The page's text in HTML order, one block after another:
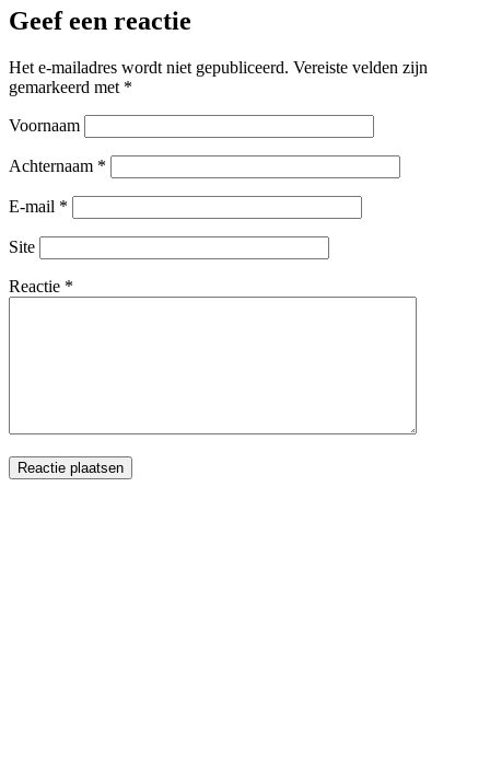
Geef een reactie
Het e-mailadres wordt niet gepubliceerd. Vereiste velden zijn
gemarkeerd met *
Voornaam
Achternaam *
E-mail *
Site
Reactie *